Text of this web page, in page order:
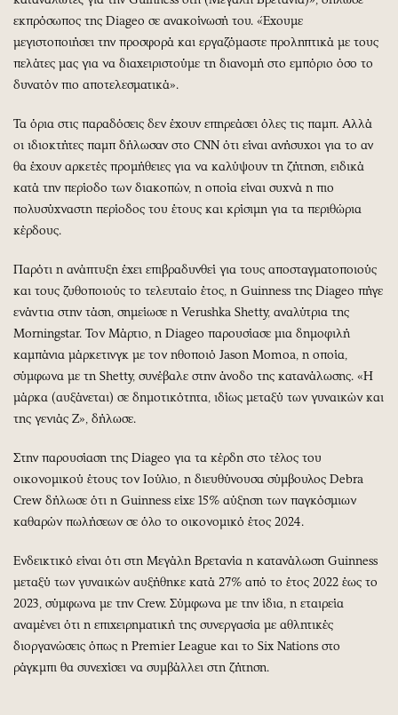
εκπρόσωπος της Diageo σε ανακοίνωσή του. «Έχουμε
μεγιστοποιήσει την προσφορά και εργαζόμαστε προληπτικά με τους
πελάτες μας για να διαχειριστούμε τη διανομή στο εμπόριο όσο το
δυνατόν πιο αποτελεσματικά».
Τα όρια στις παραδόσεις δεν έχουν επηρεάσει όλες τις παμπ. Αλλά
οι ιδιοκτήτες παμπ δήλωσαν στο CNN ότι είναι ανήσυχοι για το αν
θα έχουν αρκετές προμήθειες για να καλύψουν τη ζήτηση, ειδικά
κατά την περίοδο των διακοπών, η οποία είναι συχνά η πιο
πολυσύχναστη περίοδος του έτους και κρίσιμη για τα περιθώρια
κέρδους.
Παρότι η ανάπτυξη έχει επιβραδυνθεί για τους αποσταγματοποιούς
και τους ζυθοποιούς το τελευταίο έτος, η Guinness της Diageo πήγε
ενάντια στην τάση, σημείωσε η Verushka Shetty, αναλύτρια της
Morningstar. Τον Μάρτιο, η Diageo παρουσίασε μια δημοφιλή
καμπάνια μάρκετινγκ με τον ηθοποιό Jason Momoa, η οποία,
σύμφωνα με τη Shetty, συνέβαλε στην άνοδο της κατανάλωσης. «Η
μάρκα (αυξάνεται) σε δημοτικότητα, ιδίως μεταξύ των γυναικών και
της γενιάς Z», δήλωσε.
Στην παρουσίαση της Diageo για τα κέρδη στο τέλος του
οικονομικού έτους τον Ιούλιο, η διευθύνουσα σύμβουλος Debra
Crew δήλωσε ότι η Guinness είχε 15% αύξηση των παγκόσμιων
καθαρών πωλήσεων σε όλο το οικονομικό έτος 2024.
Ενδεικτικό είναι ότι στη Μεγάλη Βρετανία η κατανάλωση Guinness
μεταξύ των γυναικών αυξήθηκε κατά 27% από το έτος 2022 έως το
2023, σύμφωνα με την Crew. Σύμφωνα με την ίδια, η εταιρεία
αναμένει ότι η επιχειρηματική της συνεργασία με αθλητικές
διοργανώσεις όπως η Premier League και το Six Nations στο
ράγκμπι θα συνεχίσει να συμβάλλει στη ζήτηση.